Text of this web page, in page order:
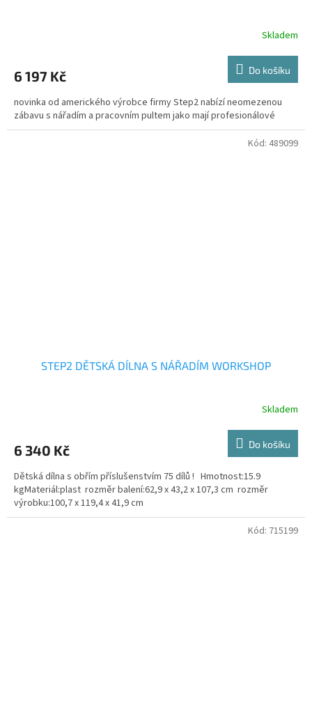
Skladem
6 197 Kč Do košíku
novinka od amerického výrobce firmy Step2 nabízí neomezenou
zábavu s nářadím a pracovním pultem jako mají profesionálové
STEP2 DĚTSKÁ DÍLNA S NÁŘADÍM WORKSHOP
Skladem
6 340 Kč Do košíku
Dětská dílna s obřím příslušenstvím 75 dílů ! Hmotnost:15.9
kgMateriál:plast rozměr balení:62,9 x 43,2 x 107,3 cm rozměr
výrobku:100,7 x 119,4 x 41,9 cm
Kód: 489099
Kód: 715199